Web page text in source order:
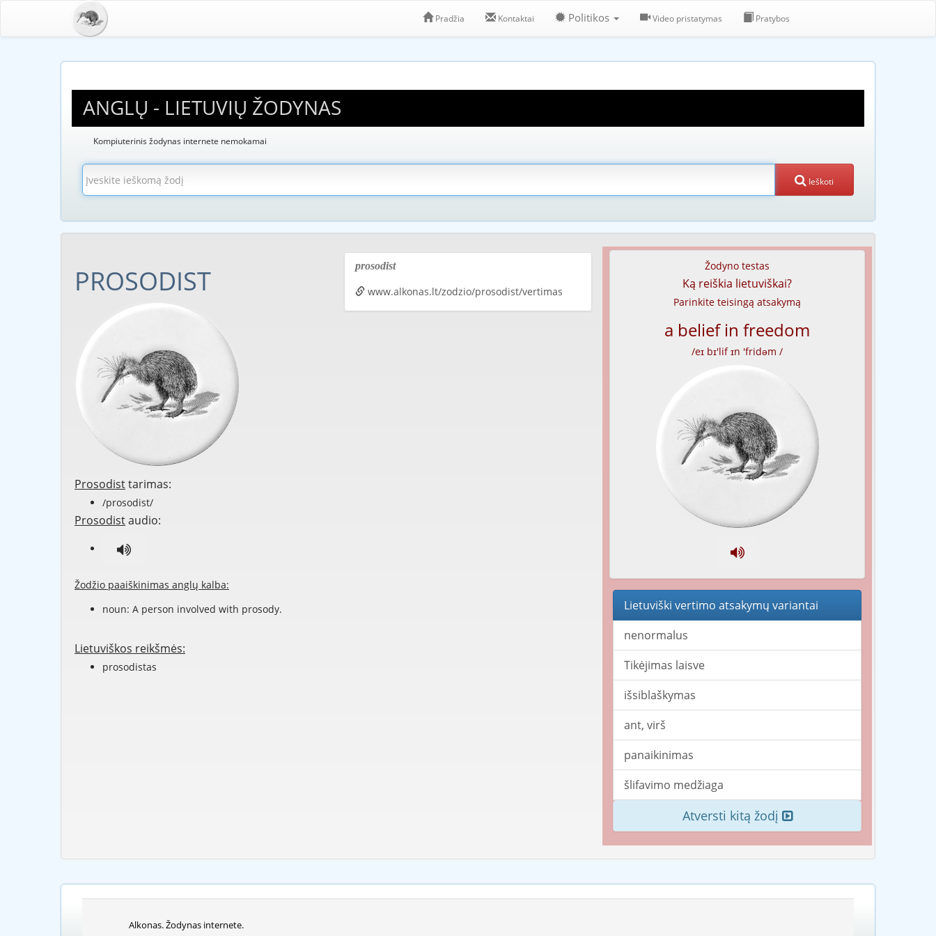
Pradžia Kontaktai Politikos Video pristatymas Pratybos
ANGLŲ - LIETUVIŲ ŽODYNAS
Kompiuterinis žodynas internete nemokamai
Ieškoti
PROSODIST
Prosodisttarimas:
/prosodist/
Prosodistaudio:
Žodžio paaiškinimas anglų kalba:
noun: A person involved with prosody.
Lietuviškos reikšmės:
prosodistas
prosodist
www.alkonas.lt/zodzio/prosodist/vertimas
Žodyno testas
Ką reiškia lietuviškai?
Parinkite teisingą atsakymą
a belief in freedom
/eɪ bɪ'lif ɪn 'fridəm /
Lietuviški vertimo atsakymų variantai
nenormalus
Tikėjimas laisve
išsiblaškymas
ant, virš
panaikinimas
šlifavimo medžiaga
Atversti kitą žodį
Alkonas. Žodynas internete.